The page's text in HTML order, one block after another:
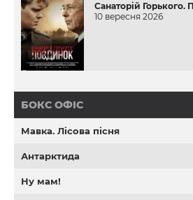
Санаторій Горького.
10 вересня 2026
БОКС ОФІС
Мавка. Лісова пісня
Антарктида
Ну мам!